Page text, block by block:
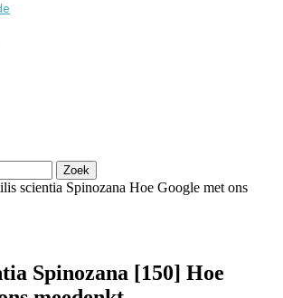
scientia Spinozana Hoe Google met ons
Spinozana [150] Hoe